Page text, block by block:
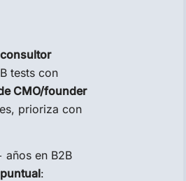
consultor
tests con
CMO/founder
prioriza con
en B2B
: